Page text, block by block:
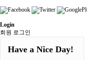
Login
회원 로그인
Have a Nice Day!